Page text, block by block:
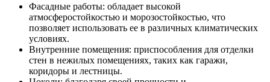
Фасадные работы: обладает высокой
атмосферостойкостью и морозостойкостью, что
позволяет использовать ее в различных климатических
условиях.
Внутренние помещения: приспособления для отделки
стен в нежилых помещениях, таких как гаражи,
коридоры и лестницы.